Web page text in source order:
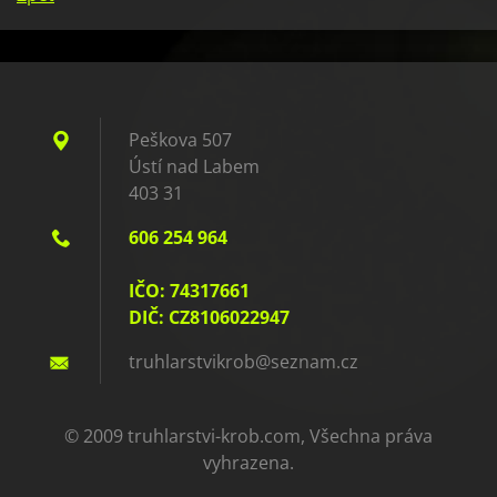
Peškova 507
Ústí nad Labem
403 31
606 254 964
IČO: 74317661
DIČ: CZ8106022947
truhlarstvikrob@seznam.cz
© 2009 truhlarstvi-krob.com, Všechna práva
vyhrazena.